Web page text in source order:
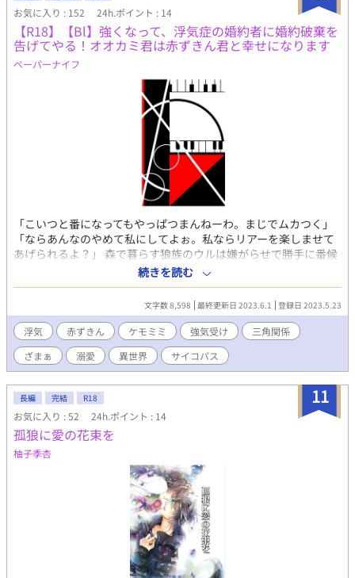
お気に入り : 152 24h.ポイント : 14
【R18】【Bl】強くなって、浮気症の婚約者に婚約破棄を
告げてやる！オオカミ君は赤ずきん君と幸せになります
ペーパーナイフ
「こいつと番になってもやっぱつまんねーわ。まじでムカつく」
「ならあんなのやめて私にしてよぉ。私ならリアーを楽しませて
あげられるよ？」 森で暮らす狼族のウルは嫌がらせで勝手に番候
補にされた挙げ句、村長の息子リアーに浮気をされていた。 力が
なくて立場の弱い俺では婚約破棄を告げることはできない。暴力
に耐えながら、見せつけるように浮気する彼を黙認していた。 そ
んなある日、赤髪に黒い頭巾を被った青年、"赤ずきん"が森にや
ってくる。強くて賢い赤ずきんは狼たちから恐れられていた。っ
てことは俺が赤ずきんをやっつけたら村で一番強くなれるので
は？ そしてそして強さを村の皆に認めてもらえればきっと婚約解
消できるはず！ 少しアホな狼が赤ずきん君に食べられ最後は幸せ
をつかむ話です。 サイコパス天才ピアニスト×強気狼 ⚠注意 性描
写あり（リバ妊娠なし） 胸糞注意 女性の浮気相手が出てきます
続きを読む
文字数 8,598 最終更新日 2023.6.1 登録日 2023.5.23
浮気 赤ずきん ケモミミ 強気受け
三角関係
ざまぁ
溺愛 異世界 サイコパス
11
長編 完結 R18
お気に入り : 52 24h.ポイント : 14
孤狼に愛の花束を
柚子季杏